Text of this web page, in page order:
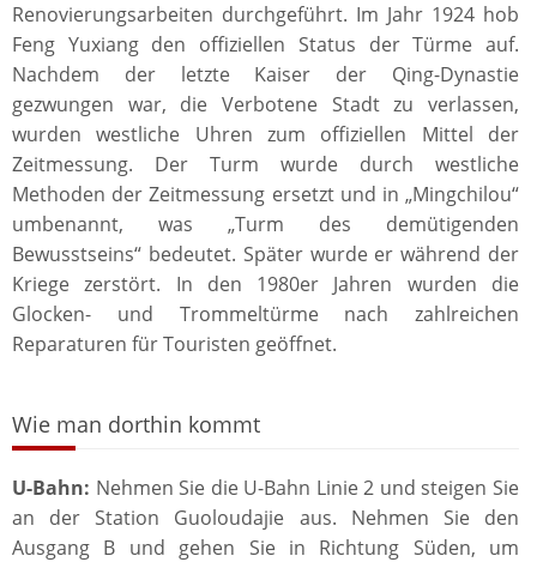
Renovierungsarbeiten durchgeführt. Im Jahr 1924 hob
Feng Yuxiang den offiziellen Status der Türme auf.
Nachdem der letzte Kaiser der Qing-Dynastie
gezwungen war, die Verbotene Stadt zu verlassen,
wurden westliche Uhren zum offiziellen Mittel der
Zeitmessung. Der Turm wurde durch westliche
Methoden der Zeitmessung ersetzt und in „Mingchilou“
umbenannt, was „Turm des demütigenden
Bewusstseins“ bedeutet. Später wurde er während der
Kriege zerstört. In den 1980er Jahren wurden die
Glocken- und Trommeltürme nach zahlreichen
Reparaturen für Touristen geöffnet.
Wie man dorthin kommt
U-Bahn: Nehmen Sie die U-Bahn Linie 2 und steigen Sie
an der Station Guoloudajie aus. Nehmen Sie den
Ausgang B und gehen Sie in Richtung Süden, um